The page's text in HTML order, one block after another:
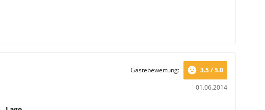
01.06.2014
Gästebewertung: 3.5 / 5.0